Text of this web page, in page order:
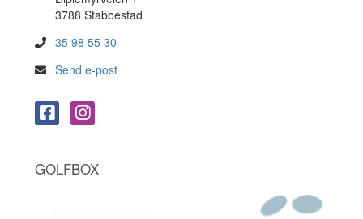
3788 Stabbestad
35 98 55 30
Send e-post
GOLFBOX